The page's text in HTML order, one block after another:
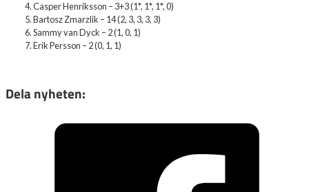
Casper Henriksson – 3+3 (1*, 1*, 1*, 0)
Bartosz Zmarzlik – 14 (2, 3, 3, 3, 3)
Sammy van Dyck – 2 (1, 0, 1)
Erik Persson – 2 (0, 1, 1)
Dela nyheten: